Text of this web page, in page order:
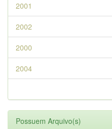
2001
2002
2000
2004
Possuem Arquivo(s)